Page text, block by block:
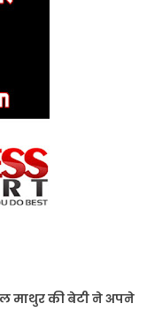
माथुर की बेटी ने अपने